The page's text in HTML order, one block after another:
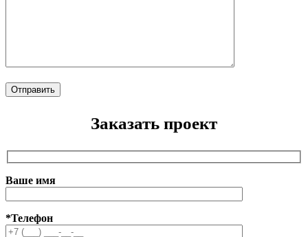
Заказать проект
Ваше имя
*Телефон